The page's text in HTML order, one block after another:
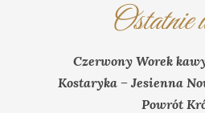
Ostatnie
Czerwony Worek
Kostaryka – Jesienna
Powrót